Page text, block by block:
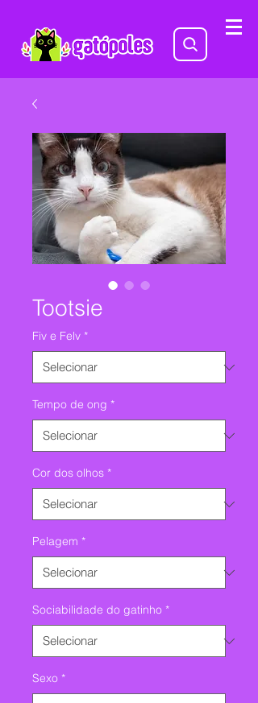
Tootsie
Fiv e Felv *
Tempo de ong *
Cor dos olhos *
Pelagem *
Sociabilidade do gatinho *
Sexo *